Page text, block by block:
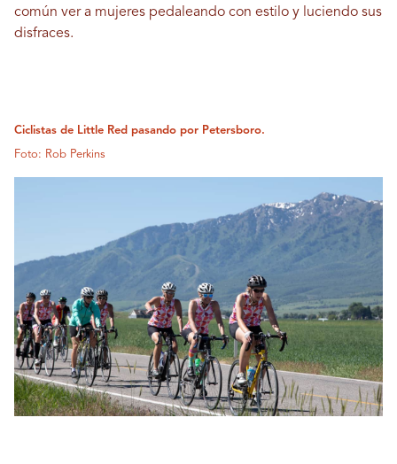
común ver a mujeres pedaleando con estilo y luciendo sus
disfraces.
Ciclistas de Little Red pasando por Petersboro.
Foto: Rob Perkins